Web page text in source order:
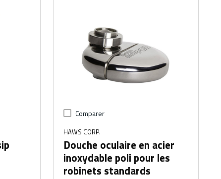
Comparer
HAWS CORP.
Douche oculaire en acier
inoxydable poli pour les
robinets standards